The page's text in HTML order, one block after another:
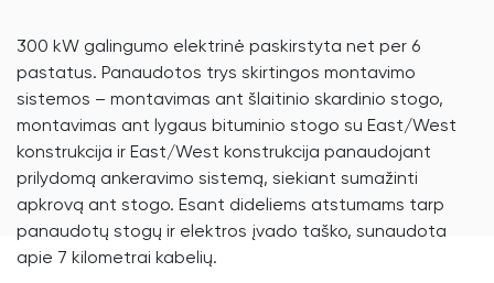
300 kW galingumo elektrinė paskirstyta net per 6
pastatus. Panaudotos trys skirtingos montavimo
sistemos – montavimas ant šlaitinio skardinio stogo,
montavimas ant lygaus bituminio stogo su East/West
konstrukcija ir East/West konstrukcija panaudojant
prilydomą ankeravimo sistemą, siekiant sumažinti
apkrovą ant stogo. Esant dideliems atstumams tarp
panaudotų stogų ir elektros įvado taško, sunaudota
apie 7 kilometrai kabelių.